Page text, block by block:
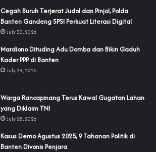
Cegah Buruh Terjerat Judol dan Pinjol, Polda
Banten Gandeng SPSI Perkuat Literasi Digital
July 30, 2026
‎Mardiono Dituding Adu Domba dan Bikin Gaduh
Kader PPP di Banten
July 29, 2026
‎Warga Rancapinang Terus Kawal Gugatan Lahan
yang Diklaim TNI‎‎
July 28, 2026
‎Kasus Demo Agustus 2025, 9 Tahanan Politik di
Banten Divonis Penjara